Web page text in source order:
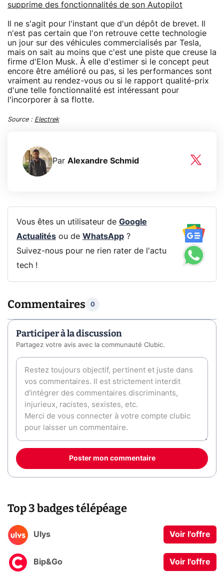
supprime des fonctionnalités de son Autopilot
Il ne s'agit pour l'instant que d'un dépôt de brevet. Il
n'est pas certain que l'on retrouve cette technologie
un jour sur des véhicules commercialisés par Tesla,
mais on sait au moins que c'est une piste que creuse la
firme d'Elon Musk. À elle d'estimer si le concept peut
encore être amélioré ou pas, si les performances sont
vraiment au rendez-vous ou si le rapport qualité-prix
d'une telle fonctionnalité est intéressant pour
l'incorporer à sa flotte.
Source : Electrek
Par Alexandre Schmid
Vous êtes un utilisateur de Google
Actualitésou de WhatsApp?
Suivez-nous pour ne rien rater de l'actu
tech !
Commentaires 0
Participer à la discussion
Partagez votre avis avec la communauté Clubic.
Poster mon commentaire
Top 3 badges télépéage
Ulys Voir l'offre
Bip&Go Voir l'offre